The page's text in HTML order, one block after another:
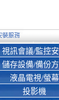
視訊會議/監控
儲存設備/備份
液晶電視/螢幕
投影機